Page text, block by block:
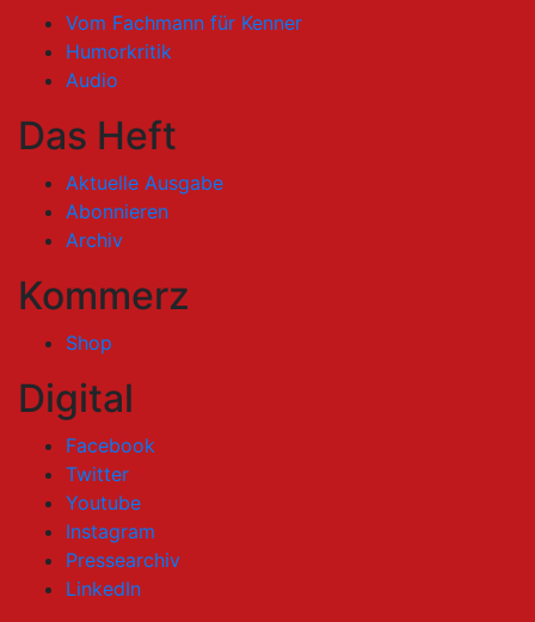
Vom Fachmann für Kenner
Humorkritik
Audio
Das Heft
Aktuelle Ausgabe
Abonnieren
Archiv
Kommerz
Shop
Digital
Facebook
Twitter
Youtube
Instagram
Pressearchiv
LinkedIn